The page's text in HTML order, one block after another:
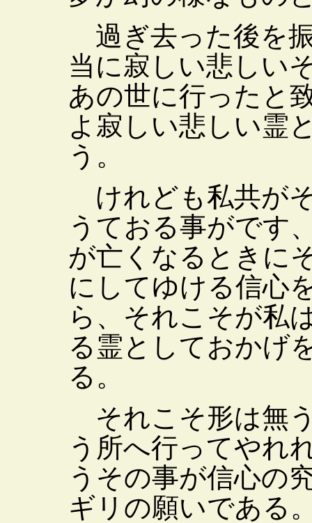
過ぎ去った後を
当に寂しい悲しい
あの世に行ったと
よ寂しい悲しい霊
う。
けれども私共が
うておる事がです
が亡くなるときに
にしてゆける信心
ら、それこそが私
る霊としておかげ
る。
それこそ形は無
う所へ行ってやれ
うその事が信心の
ギリの願いである